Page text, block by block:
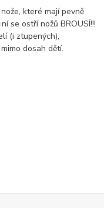
které mají pevně
se ostří nožů BROUSÍ!!!
(i ztupených),
dosah dětí.